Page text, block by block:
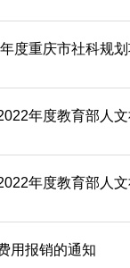
度重庆市社科规
年度教育部人
年度教育部人
用报销的通知